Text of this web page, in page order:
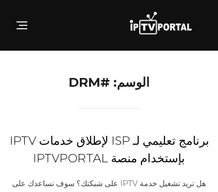
الوسم: #DRM
برنامج تعليمي لـ ISP لإطلاق خدمات IPTV
بإستخدام منصة IPTVPORTAL
هل تريد تشغيل خدمة IPTV على شبكتك؟ سوف نساعدك على